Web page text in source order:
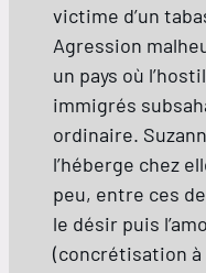
victime d’un
Agression
un pays où
immigrés
ordinaire.
l’héberge chez
peu, entre ces
le désir puis
(concrétisation à